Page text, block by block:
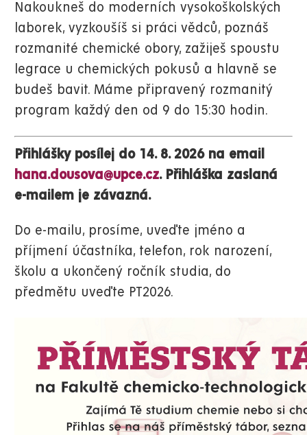
Nakoukneš do moderních vysokoškolských
laborek, vyzkoušíš si práci vědců, poznáš
rozmanité chemické obory, zažiješ spoustu
legrace u chemických pokusů a hlavně se
budeš bavit. Máme připravený rozmanitý
program každý den od 9 do 15:30 hodin.
Přihlášky posílej do 14. 8. 2026 na email
hana.dousova@upce.cz. Přihláška zaslaná
e-mailem je závazná.
Do e-mailu, prosíme, uveďte jméno a
příjmení účastníka, telefon, rok narození,
školu a ukončený ročník studia, do
předmětu uveďte PT2026.